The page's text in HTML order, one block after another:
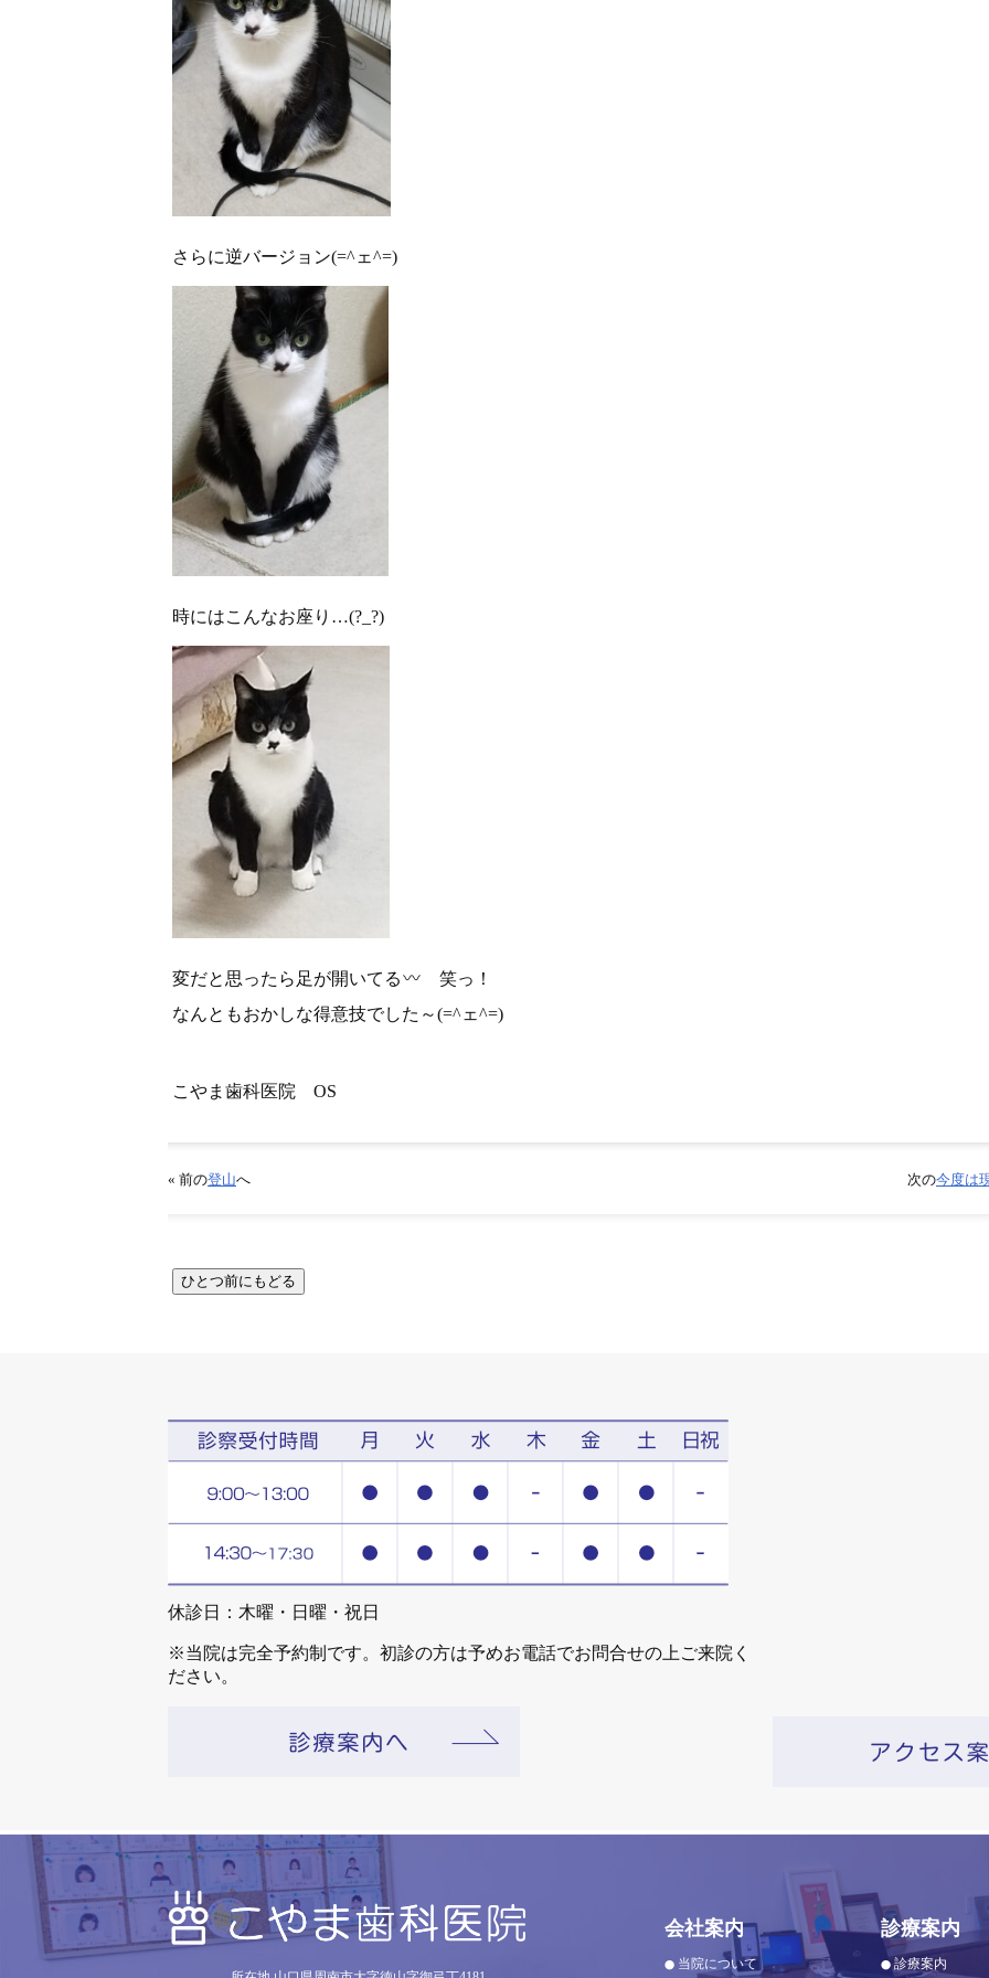
さらに逆バージョン(=^ェ^=)
時にはこんなお座り…(?_?)
変だと思ったら足が開いてる
笑っ！
なんともおかしな得意技でした～(=^ェ^=)
こやま歯科医院 OS
« 前の登山へ 次の今度は
休診日：木曜・日曜・祝日
※当院は完全予約制です。初診の方は予めお電話でお問合せの上ご来院く
ださい。
会社案内
当院について
診療案内
診療案内